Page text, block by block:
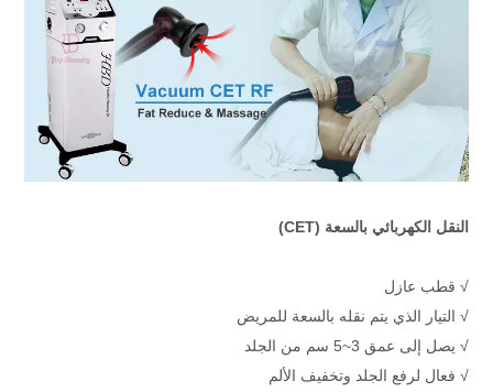
النقل الكهربائي بالسعة (CET)
√ قطب عازل
√ التيار الذي يتم نقله بالسعة للمريض
√ يصل إلى عمق 3~5 سم من الجلد
√ فعال لرفع الجلد وتخفيف الألم